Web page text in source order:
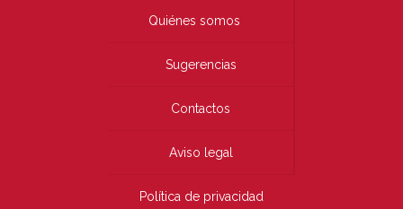
Quiénes somos
Sugerencias
Contactos
Aviso legal
Política de privacidad